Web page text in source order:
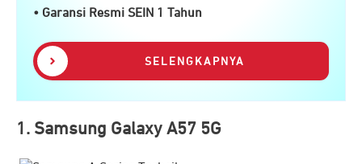
• Garansi Resmi SEIN 1 Tahun
SELENGKAPNYA
1. Samsung Galaxy A57 5G